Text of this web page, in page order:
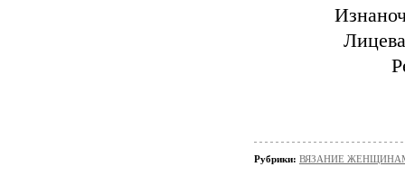
Рубрики: ВЯЗАНИЕ ЖЕНЩИНАМ/